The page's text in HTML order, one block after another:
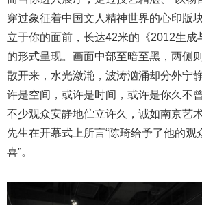
穿过象征着中国文人精神世界的心印版
立于你的面前，长达42米的《2012生成
的形式呈现。画面中部至暗至黑，两侧
散开来，水光潋滟，波涛汹涌却分外宁
许是空间，或许是时间，或许是你久不
不少观众安静地伫立许久，诚如南京艺
先生在开幕式上所言“陈琦给予了他的观
喜”。